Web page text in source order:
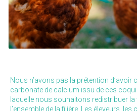
Nous n’avons pas la prétention
carbonate de calcium issu de ces
laquelle nous souhaitons redistribuer la
l’ensemble de la filière. Les éleveurs,